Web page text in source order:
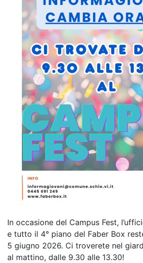
In occasione del Campus Fest,
e tutto il 4° piano del Faber Box
5 giugno 2026. Ci troverete nel
al mattino, dalle 9.30 alle 13.30!